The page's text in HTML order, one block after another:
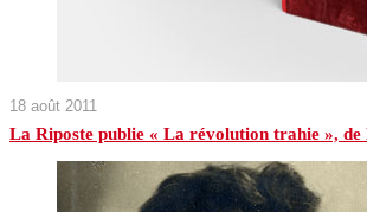
18 août 2011
La Riposte publie « La révolution trahie »,